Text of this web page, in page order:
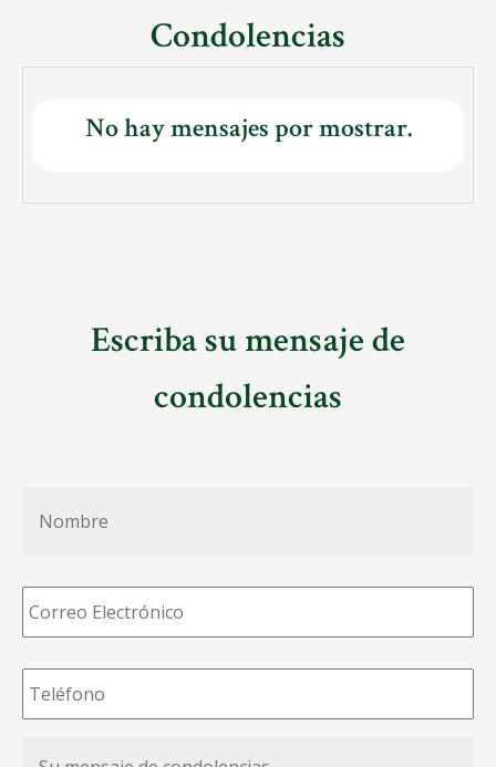
Condolencias
No hay mensajes por mostrar.
Escriba su mensaje de
condolencias
Correo
Electrónico *
Teléfono *